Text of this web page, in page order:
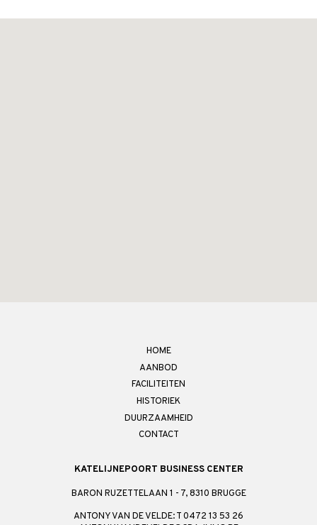
HOME
AANBOD
FACILITEITEN
HISTORIEK
DUURZAAMHEID
CONTACT
KATELIJNEPOORT BUSINESS CENTER
BARON RUZETTELAAN 1 - 7, 8310 BRUGGE
ANTONY VAN DE VELDE: T 0472 13 53 26